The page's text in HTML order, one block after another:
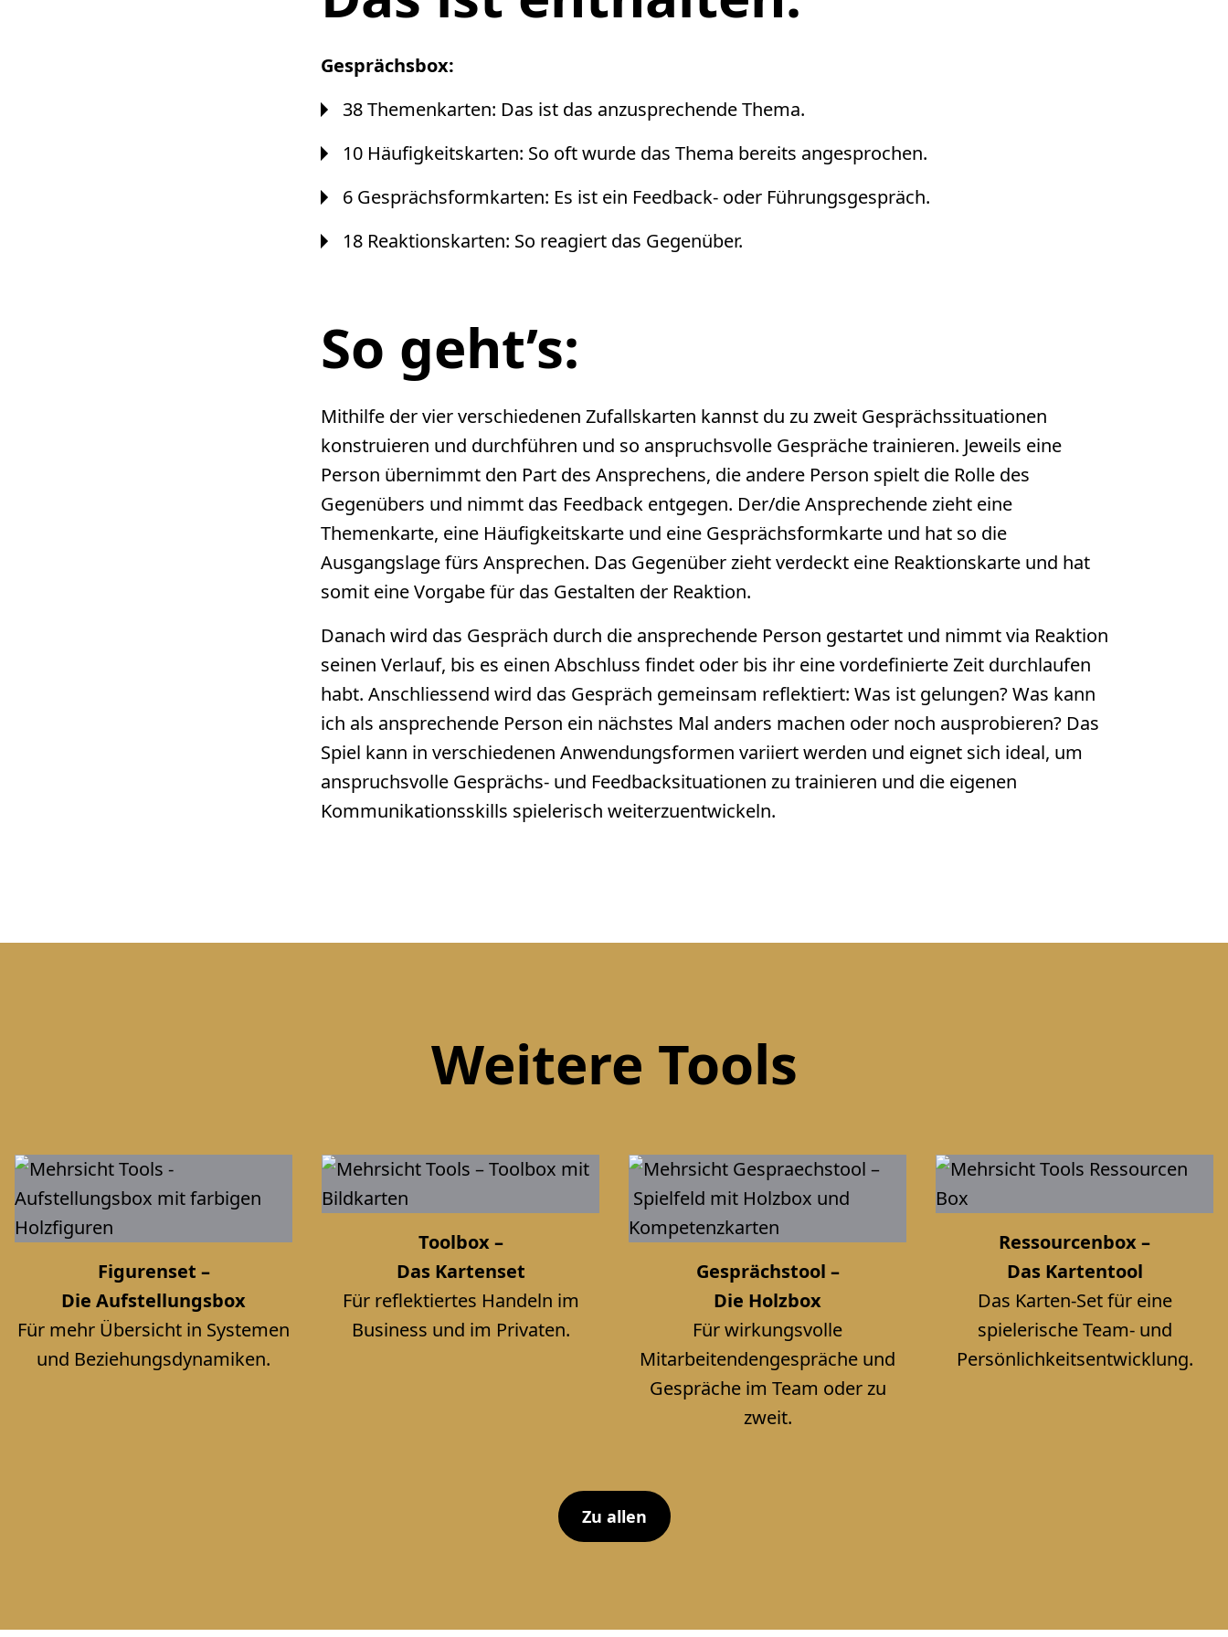
Gesprächsbox:
38 Themenkarten: Das ist das anzusprechende Thema.
10 Häufigkeitskarten: So oft wurde das Thema bereits angesprochen.
6 Gesprächsformkarten: Es ist ein Feedback- oder Führungsgespräch.
18 Reaktionskarten: So reagiert das Gegenüber.
So geht’s:
Mithilfe der vier verschiedenen Zufallskarten kannst du zu zweit Gesprächssituationen
konstruieren und durchführen und so anspruchsvolle Gespräche trainieren. Jeweils eine
Person übernimmt den Part des Ansprechens, die andere Person spielt die Rolle des
Gegenübers und nimmt das Feedback entgegen. Der/die Ansprechende zieht eine
Themenkarte, eine Häufigkeitskarte und eine Gesprächsformkarte und hat so die
Ausgangslage fürs Ansprechen. Das Gegenüber zieht verdeckt eine Reaktionskarte und hat
somit eine Vorgabe für das Gestalten der Reaktion.
Danach wird das Gespräch durch die ansprechende Person gestartet und nimmt via Reaktion
seinen Verlauf, bis es einen Abschluss findet oder bis ihr eine vordefinierte Zeit durchlaufen
habt. Anschliessend wird das Gespräch gemeinsam reflektiert: Was ist gelungen? Was kann
ich als ansprechende Person ein nächstes Mal anders machen oder noch ausprobieren? Das
Spiel kann in verschiedenen Anwendungsformen variiert werden und eignet sich ideal, um
anspruchsvolle Gesprächs- und Feedbacksituationen zu trainieren und die eigenen
Kommunikationsskills spielerisch weiterzuentwickeln.
Weitere Tools
Figurenset –
Die Aufstellungsbox
Für mehr Übersicht in Systemen
und Beziehungsdynamiken.
Toolbox –
Das Kartenset
Für reflektiertes Handeln im
Business und im Privaten.
Gesprächstool –
Die Holzbox
Für wirkungsvolle
Mitarbeitendengespräche und
Gespräche im Team oder zu
zweit.
Ressourcenbox –
Das Kartentool
Das Karten-Set für eine
spielerische Team- und
Persönlichkeitsentwicklung.
Zu allen
Zu allen
Zu allen